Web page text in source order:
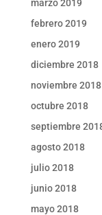
marzo 2019
febrero 2019
enero 2019
diciembre 2018
noviembre 2018
octubre 2018
septiembre
agosto 2018
julio 2018
junio 2018
mayo 2018